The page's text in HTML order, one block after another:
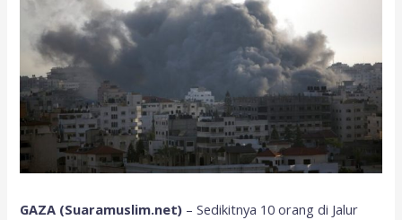
GAZA (Suaramuslim.net) – Sedikitnya 10 orang di Jalur